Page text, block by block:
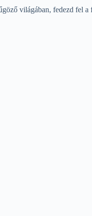
világában, fedezd fel